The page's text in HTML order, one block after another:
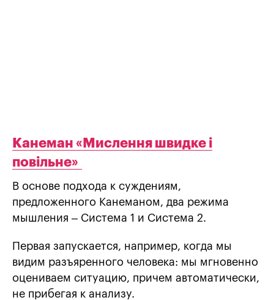
Канеман «Мислення швидке і
повільне»
В основе подхода к суждениям,
предложенного Канеманом, два режима
мышления – Система 1 и Система 2.
Первая запускается, например, когда мы
видим разъяренного человека: мы мгновенно
оцениваем ситуацию, причем автоматически,
не прибегая к анализу.